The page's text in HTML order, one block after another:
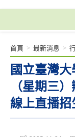
國立臺灣
（星期三
線上直播招
首頁 > 最新消息 >